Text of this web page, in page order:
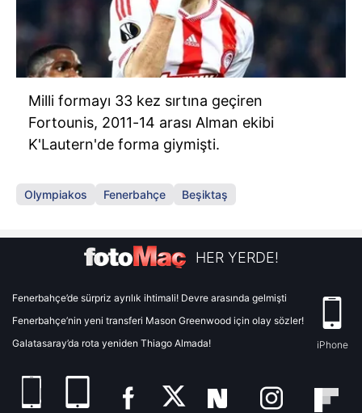
Milli formayı 33 kez sırtına geçiren
Fortounis, 2011-14 arası Alman ekibi
K'Lautern'de forma giymişti.
Olympiakos Fenerbahçe Beşiktaş
HER YERDE!
Fenerbahçe’de sürpriz ayrılık ihtimali! Devre arasında gelmişti
Fenerbahçe’nin yeni transferi Mason Greenwood için olay sözler!
Galatasaray’da rota yeniden Thiago Almada!
iPhone